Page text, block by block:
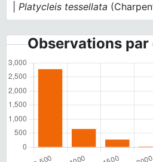
|Platycleis tessellata
Observations